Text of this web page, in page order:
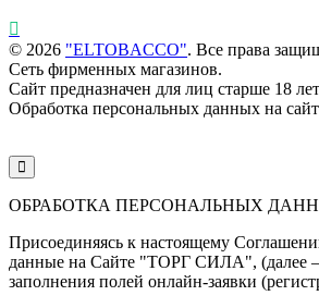
© 2026 "ELTOBACCO". Все права
Сеть фирменных магазинов.
Сайт предназначен для лиц старше 18
Обработка персональных данных на
ОБРАБОТКА ПЕРСОНАЛЬНЫХ
Присоединяясь к настоящему
данные на Сайте "ТОРГ СИЛА", (далее
заполнения полей онлайн-заявки